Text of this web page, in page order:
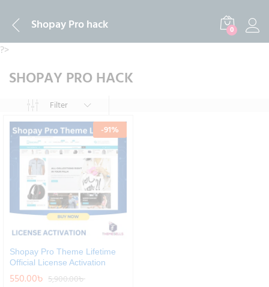
Shopay Pro hack 0
?>
SHOPAY PRO HACK
Filter
-91%
Shopay Pro Theme Lifetime
Official License Activation
550.00৳ 5,900.00৳